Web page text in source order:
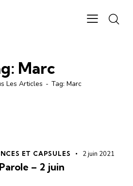
Marc
Les Articles Tag: Marc
ET CAPSULES 2 juin 2021
– 2 juin